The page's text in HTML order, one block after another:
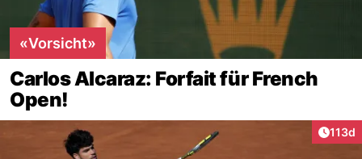
«Vorsicht»
Carlos Alcaraz: Forfait für French
Open!
113d